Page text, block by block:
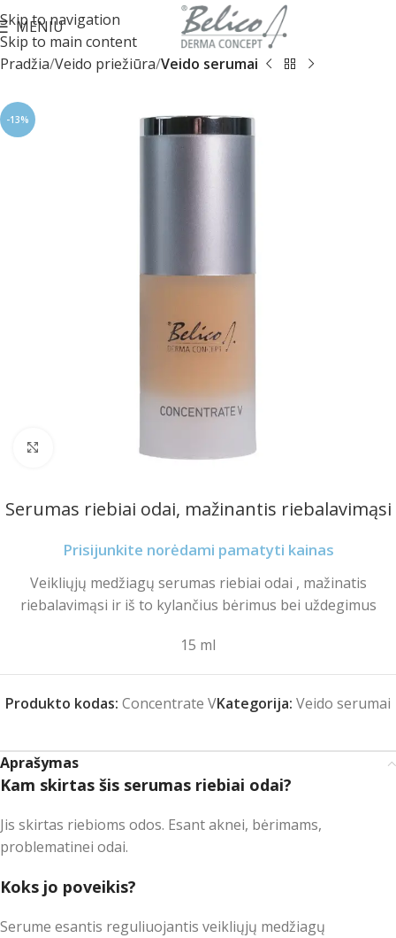
Skip to navigation
Skip to main content
MENIU
Pradžia Veido priežiūra Veido serumai
-13%
Spustelėkite norėdami padidinti
Serumas riebiai odai, mažinantis riebalavimąsi
Prisijunkite norėdami pamatyti kainas
Veikliųjų medžiagų serumas riebiai odai , mažinatis
riebalavimąsi ir iš to kylančius bėrimus bei uždegimus
15 ml
Produkto kodas: Concentrate VKategorija: Veido serumai
Aprašymas
Kam skirtas šis serumas riebiai odai?
Jis skirtas riebioms odos. Esant aknei, bėrimams,
problematinei odai.
Koks jo poveikis?
Serume esantis reguliuojantis veikliųjų medžiagų